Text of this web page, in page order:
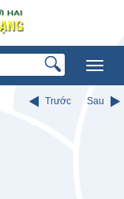
Trước Sau